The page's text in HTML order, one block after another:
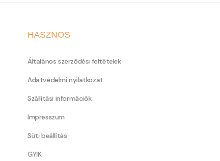
HASZNOS
Általános szerződési feltételek
Adatvédelmi nyilatkozat
Szállítási információk
Impresszum
Süti beállítás
GYIK